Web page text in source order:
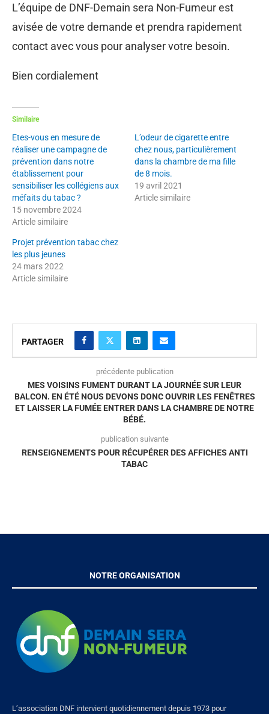
L’équipe de DNF-Demain sera Non-Fumeur est
avisée de votre demande et prendra rapidement
contact avec vous pour analyser votre besoin.
Bien cordialement
Similaire
Etes-vous en mesure de
réaliser une campagne de
prévention dans notre
établissement pour
sensibiliser les collégiens aux
méfaits du tabac ?
15 novembre 2024
Article similaire
L’odeur de cigarette entre
chez nous, particulièrement
dans la chambre de ma fille
de 8 mois.
19 avril 2021
Article similaire
Projet prévention tabac chez
les plus jeunes
24 mars 2022
Article similaire
PARTAGER
précédente publication
MES VOISINS FUMENT DURANT LA JOURNÉE SUR LEUR
BALCON. EN ÉTÉ NOUS DEVONS DONC OUVRIR LES FENÊTRES
ET LAISSER LA FUMÉE ENTRER DANS LA CHAMBRE DE NOTRE
BÉBÉ.
publication suivante
RENSEIGNEMENTS POUR RÉCUPÉRER DES AFFICHES ANTI
TABAC
NOTRE ORGANISATION
L’association DNF intervient quotidiennement depuis 1973 pour